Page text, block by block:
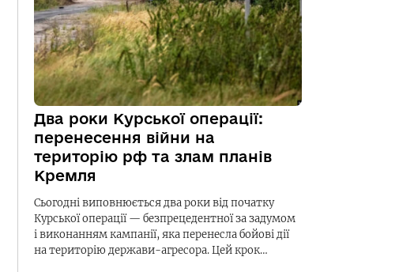
Два роки Курської операції:
перенесення війни на
територію рф та злам планів
Кремля
Сьогодні виповнюється два роки від початку
Курської операції — безпрецедентної за задумом
і виконанням кампанії, яка перенесла бойові дії
на територію держави-агресора. Цей крок…